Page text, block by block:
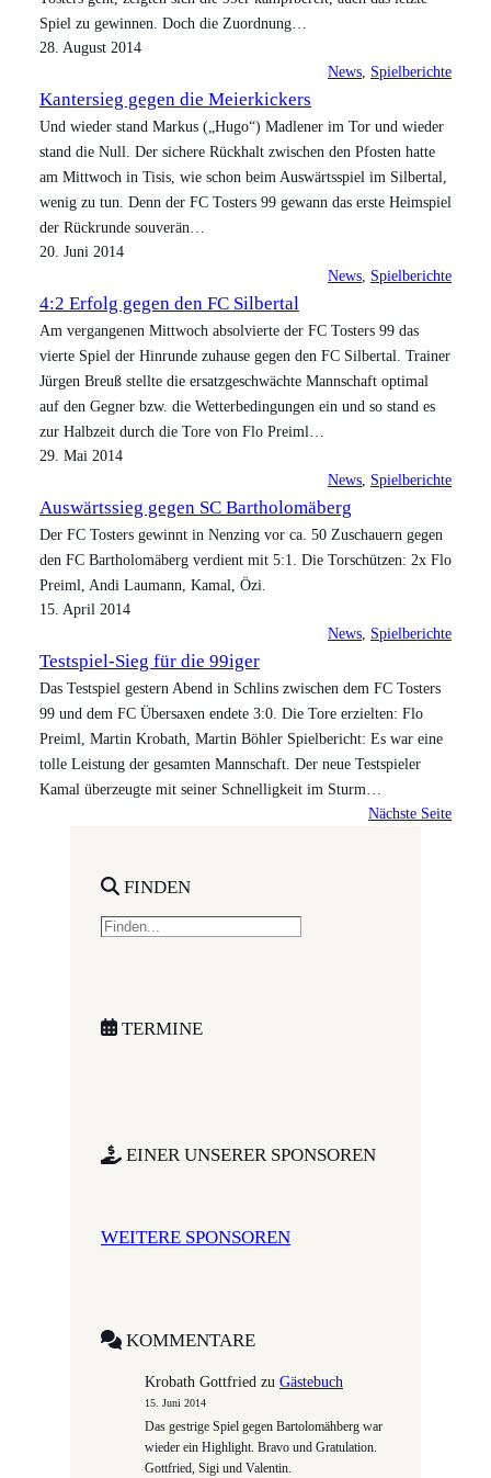
Spiel zu gewinnen. Doch die Zuordnung…
28. August 2014
News Spielberichte
Kantersieg gegen die Meierkickers
Und wieder stand Markus („Hugo“) Madlener im Tor und wieder
stand die Null. Der sichere Rückhalt zwischen den Pfosten hatte
am Mittwoch in Tisis, wie schon beim Auswärtsspiel im Silbertal,
wenig zu tun. Denn der FC Tosters 99 gewann das erste Heimspiel
der Rückrunde souverän…
20. Juni 2014
News Spielberichte
4:2 Erfolg gegen den FC Silbertal
Am vergangenen Mittwoch absolvierte der FC Tosters 99 das
vierte Spiel der Hinrunde zuhause gegen den FC Silbertal. Trainer
Jürgen Breuß stellte die ersatzgeschwächte Mannschaft optimal
auf den Gegner bzw. die Wetterbedingungen ein und so stand es
zur Halbzeit durch die Tore von Flo Preiml…
29. Mai 2014
News Spielberichte
Auswärtssieg gegen SC Bartholomäberg
Der FC Tosters gewinnt in Nenzing vor ca. 50 Zuschauern gegen
den FC Bartholomäberg verdient mit 5:1. Die Torschützen: 2x Flo
Preiml, Andi Laumann, Kamal, Özi.
15. April 2014
News Spielberichte
Testspiel-Sieg für die 99iger
Das Testspiel gestern Abend in Schlins zwischen dem FC Tosters
99 und dem FC Übersaxen endete 3:0. Die Tore erzielten: Flo
Preiml, Martin Krobath, Martin Böhler Spielbericht: Es war eine
tolle Leistung der gesamten Mannschaft. Der neue Testspieler
Kamal überzeugte mit seiner Schnelligkeit im Sturm…
Nächste Seite
FINDEN
S
c
TERMINE
EINER UNSERER SPONSOREN
WEITERE SPONSOREN
KOMMENTARE
Krobath Gottfried zu Gästebuch
15. Juni 2014
Das gestrige Spiel gegen Bartolomähberg war
wieder ein Highlight. Bravo und Gratulation.
Gottfried, Sigi und Valentin.